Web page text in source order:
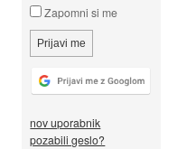
Zapomni si me
nov uporabnik
pozabili geslo?